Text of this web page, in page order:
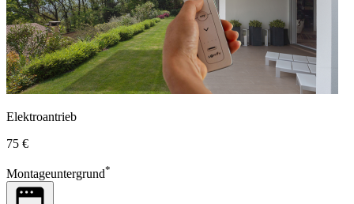
Elektroantrieb
75 €
Montageuntergrund*